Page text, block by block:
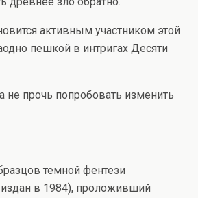
активным участником этой
пешкой в интригах Десяти
не прочь попробовать изменить
темной фентези
в 1984), проложивший